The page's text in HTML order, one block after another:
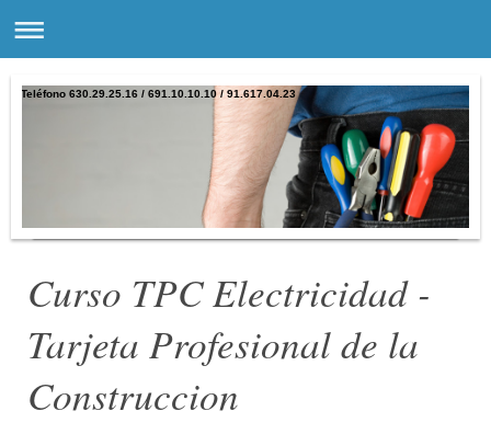
Teléfono 630.29.25.16 / 691.10.10.10 / 91.617.04.23
Curso TPC Electricidad -
Tarjeta Profesional de la
Construccion